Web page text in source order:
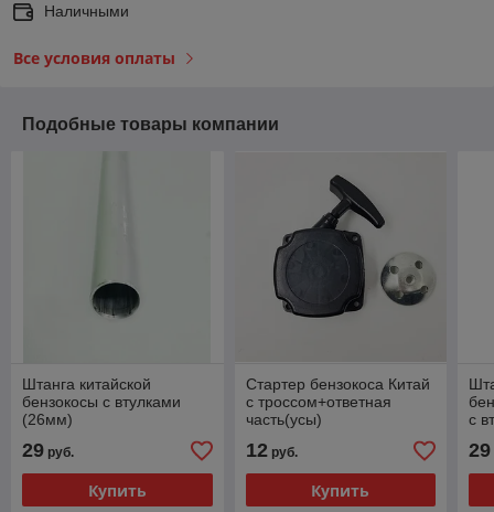
Наличными
Все условия оплаты
Подобные товары компании
Штанга китайской
бензокосы с втулками
(26мм)
29 руб.
Купить
Стартер бензокоса Китай
с троссом+ответная
часть(усы)
12руб.
Купить
с
29